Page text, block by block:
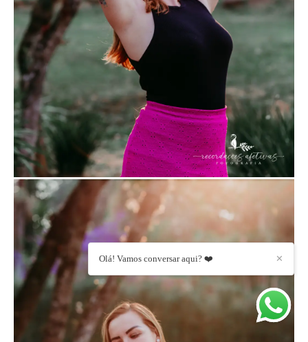
✕
Olá! Vamos conversar aqui? ❤️